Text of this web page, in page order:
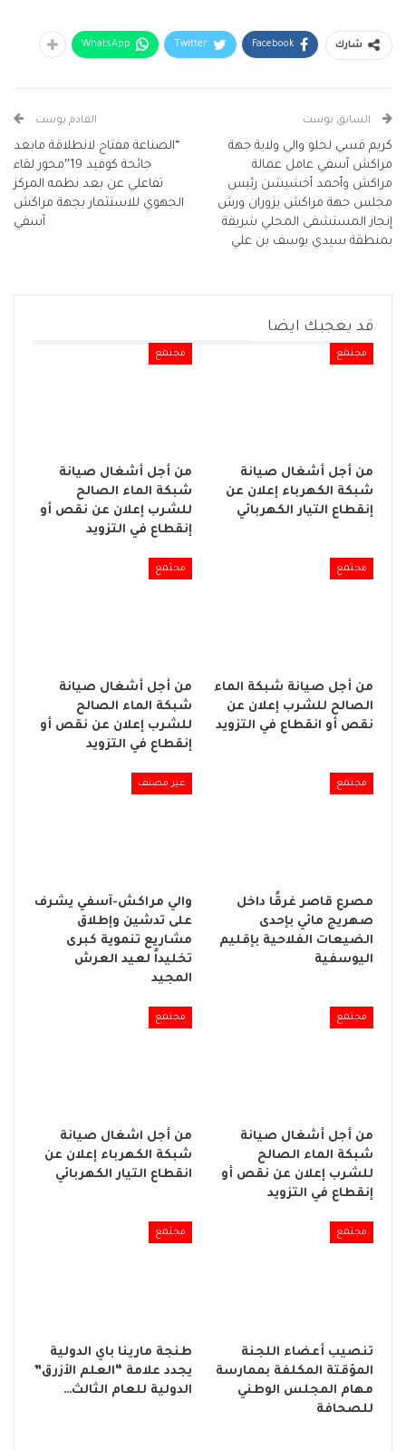
شارك Facebook
Twitter
WhatsApp
السابق بوست
كريم قسي لحلو والي ولاية جهة
مراكش آسفي عامل عمالة
مراكش وأحمد أخشيشن رئيس
مجلس جهة مراكش يزوران ورش
إنجاز المستشفى المحلي شريفة
بمنطقة سيدي يوسف بن علي
القادم بوست
“الصناعة مفتاح لانطلاقة مابعد
جائحة كوفيد 19″محور لقاء
تفاعلي عن بعد نظمه المركز
الجهوي للاستثمار بجهة مراكش
آسفي
قد يعجبك ايضا
مجتمع
من أجل أشغال صيانة
شبكة الكهرباء إعلان عن
إنقطاع التيار الكهربائي
مجتمع
من أجل أشغال صيانة
شبكة الماء الصالح
للشرب إعلان عن نقص أو
إنقطاع في التزويد
مجتمع
من أجل صيانة شبكة الماء
الصالح للشرب إعلان عن
نقص أو انقطاع في التزويد
مجتمع
من أجل أشغال صيانة
شبكة الماء الصالح
للشرب إعلان عن نقص أو
إنقطاع في التزويد
مجتمع
مصرع قاصر غرقًا داخل
صهريج مائي بإحدى
الضيعات الفلاحية بإقليم
اليوسفية
غير مصنف
والي مراكش-آسفي يشرف
على تدشين وإطلاق
مشاريع تنموية كبرى
تخليداً لعيد العرش
المجيد
مجتمع
من أجل أشغال صيانة
شبكة الماء الصالح
للشرب إعلان عن نقص أو
إنقطاع في التزويد
مجتمع
من أجل اشغال صيانة
شبكة الكهرباء إعلان عن
انقطاع التيار الكهربائي
مجتمع
تنصيب أعضاء اللجنة
المؤقتة المكلفة بممارسة
مهام المجلس الوطني
للصحافة
مجتمع
طنجة مارينا باي الدولية
يجدد علامة “العلم الأزرق”
الدولية للعام الثالث…